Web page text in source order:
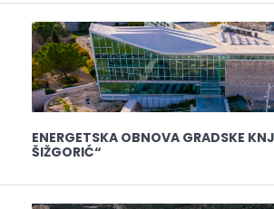
ENERGETSKA OBNOVA GRADSKE
ŠIŽGORIĆ“